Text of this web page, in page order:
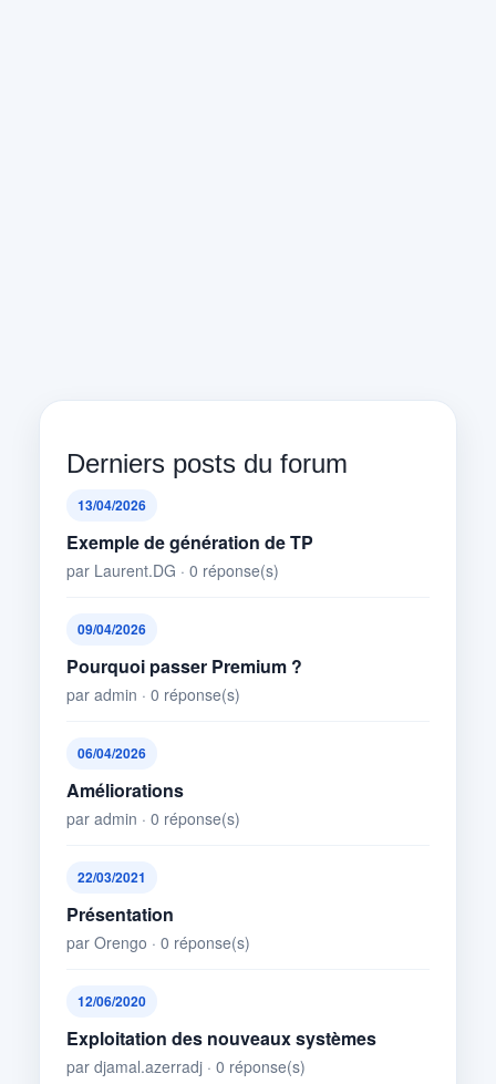
Derniers posts du forum
13/04/2026
Exemple de génération de TP
par Laurent.DG · 0 réponse(s)
09/04/2026
Pourquoi passer Premium ?
par admin · 0 réponse(s)
06/04/2026
Améliorations
par admin · 0 réponse(s)
22/03/2021
Présentation
par Orengo · 0 réponse(s)
12/06/2020
Exploitation des nouveaux systèmes
par djamal.azerradj · 0 réponse(s)